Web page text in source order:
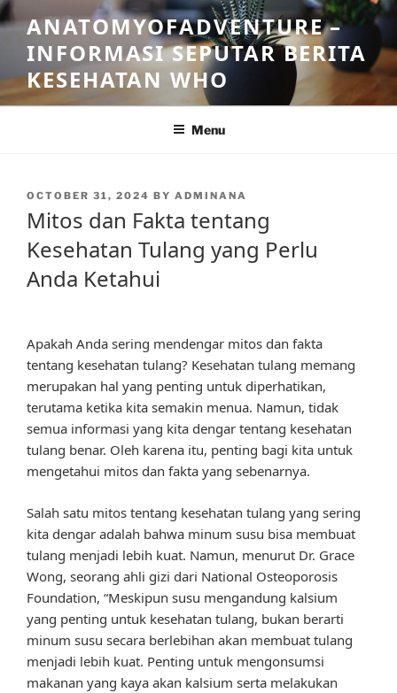
Skip
to
content
ANATOMYOFADVENTURE –
INFORMASI SEPUTAR BERITA
KESEHATAN WHO
Menu
POSTED
OCTOBER 31, 2024 BY ADMINANA
Mitos dan Fakta tentang
Kesehatan Tulang yang Perlu
Anda Ketahui
Apakah Anda sering mendengar mitos dan fakta
tentang kesehatan tulang? Kesehatan tulang memang
merupakan hal yang penting untuk diperhatikan,
terutama ketika kita semakin menua. Namun, tidak
semua informasi yang kita dengar tentang kesehatan
tulang benar. Oleh karena itu, penting bagi kita untuk
mengetahui mitos dan fakta yang sebenarnya.
Salah satu mitos tentang kesehatan tulang yang sering
kita dengar adalah bahwa minum susu bisa membuat
tulang menjadi lebih kuat. Namun, menurut Dr. Grace
Wong, seorang ahli gizi dari National Osteoporosis
Foundation, “Meskipun susu mengandung kalsium
yang penting untuk kesehatan tulang, bukan berarti
minum susu secara berlebihan akan membuat tulang
menjadi lebih kuat. Penting untuk mengonsumsi
makanan yang kaya akan kalsium serta melakukan